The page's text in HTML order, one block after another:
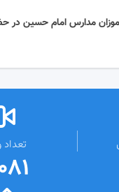
مدارس امام حسین در
تعداد